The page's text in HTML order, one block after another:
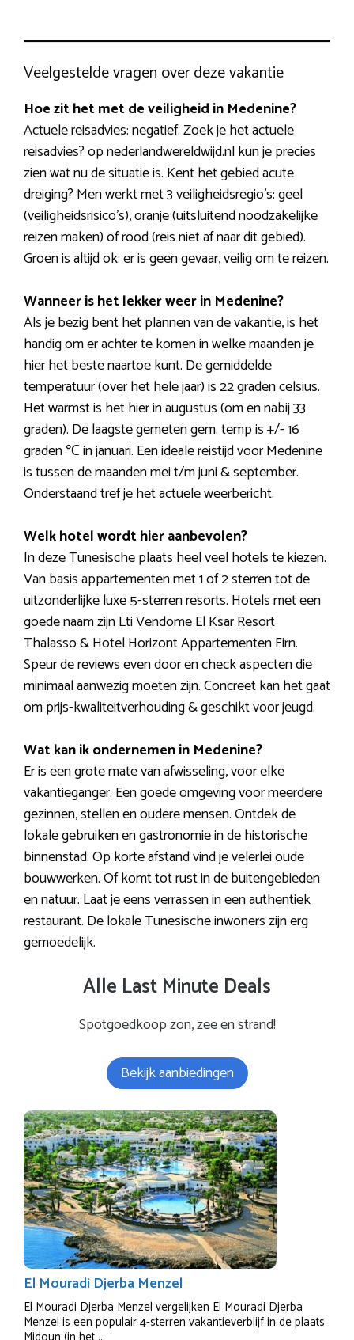
Veelgestelde vragen over deze vakantie
Hoe zit het met de veiligheid in Medenine?
Actuele reisadvies: negatief. Zoek je het actuele
reisadvies? op nederlandwereldwijd.nl kun je precies
zien wat nu de situatie is. Kent het gebied acute
dreiging? Men werkt met 3 veiligheidsregio’s: geel
(veiligheidsrisico’s), oranje (uitsluitend noodzakelijke
reizen maken) of rood (reis niet af naar dit gebied).
Groen is altijd ok: er is geen gevaar, veilig om te reizen.
Wanneer is het lekker weer in Medenine?
Als je bezig bent het plannen van de vakantie, is het
handig om er achter te komen in welke maanden je
hier het beste naartoe kunt. De gemiddelde
temperatuur (over het hele jaar) is 22 graden celsius.
Het warmst is het hier in augustus (om en nabij 33
graden). De laagste gemeten gem. temp is +/- 16
graden ℃ in januari. Een ideale reistijd voor Medenine
is tussen de maanden mei t/m juni & september.
Onderstaand tref je het actuele weerbericht.
Welk hotel wordt hier aanbevolen?
In deze Tunesische plaats heel veel hotels te kiezen.
Van basis appartementen met 1 of 2 sterren tot de
uitzonderlijke luxe 5-sterren resorts. Hotels met een
goede naam zijn Lti Vendome El Ksar Resort
Thalasso & Hotel Horizont Appartementen Firn.
Speur de reviews even door en check aspecten die
minimaal aanwezig moeten zijn. Concreet kan het gaat
om prijs-kwaliteitverhouding & geschikt voor jeugd.
Wat kan ik ondernemen in Medenine?
Er is een grote mate van afwisseling, voor elke
vakantieganger. Een goede omgeving voor meerdere
gezinnen, stellen en oudere mensen. Ontdek de
lokale gebruiken en gastronomie in de historische
binnenstad. Op korte afstand vind je velerlei oude
bouwwerken. Of komt tot rust in de buitengebieden
en natuur. Laat je eens verrassen in een authentiek
restaurant. De lokale Tunesische inwoners zijn erg
gemoedelijk.
Alle Last Minute Deals
Spotgoedkoop zon, zee en strand!
Bekijk aanbiedingen
El Mouradi Djerba Menzel
El Mouradi Djerba Menzel vergelijken El Mouradi Djerba
Menzel is een populair 4-sterren vakantieverblijf in de plaats